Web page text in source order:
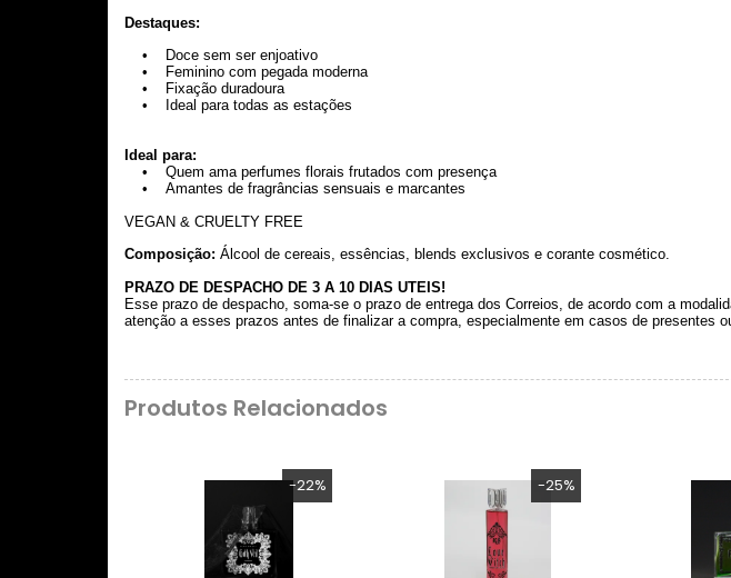
Destaques:
• Doce sem ser enjoativo
• Feminino com pegada moderna
• Fixação duradoura
• Ideal para todas as estações
Ideal para:
• Quem ama perfumes florais frutados com presença
• Amantes de fragrâncias sensuais e marcantes
VEGAN & CRUELTY FREE
Composição: Álcool de cereais, essências, blends exclusivos e corante cosmético.
PRAZO DE DESPACHO DE 3 A 10 DIAS UTEIS!
Esse prazo de despacho, soma-se o prazo de entrega dos Correios, de acordo com a
atenção a esses prazos antes de finalizar a compra, especialmente em casos de presentes
Produtos Relacionados
-22% -25%